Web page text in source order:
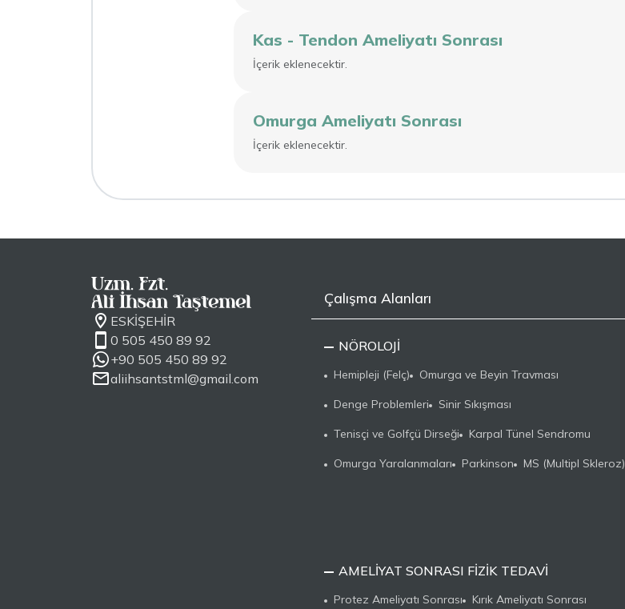
Kas - Tendon Ameliyatı Sonrası
İçerik eklenecektir.
Omurga Ameliyatı Sonrası
İçerik eklenecektir.
ESKİŞEHİR
0 505 450 89 92
+90 505 450 89 92
aliihsantstml@gmail.com
Çalışma Alanları
NÖROLOJI
Hemipleji (Felç) Omurga ve Beyin Travması
Denge Problemleri Sinir Sıkışması
Tenisçi ve Golfçü Dirseği Karpal Tünel Sendromu
Omurga Yaralanmaları Parkinson MS (Multipl Skleroz)
AMELIYAT SONRASI FIZIK TEDAVI
Protez Ameliyatı Sonrası Kırık Ameliyatı Sonrası